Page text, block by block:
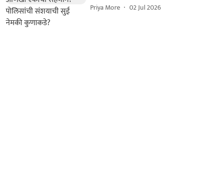
Priya More 02 Jul 2026